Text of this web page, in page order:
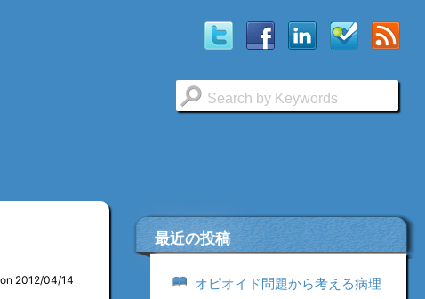
最近の投稿
オピオイド問題から考える病理
2012/04/14